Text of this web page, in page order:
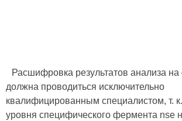
Расшифровка результатов анализа
должна проводиться исключительно
квалифицированным специалистом, т.
уровня специфического фермента nse